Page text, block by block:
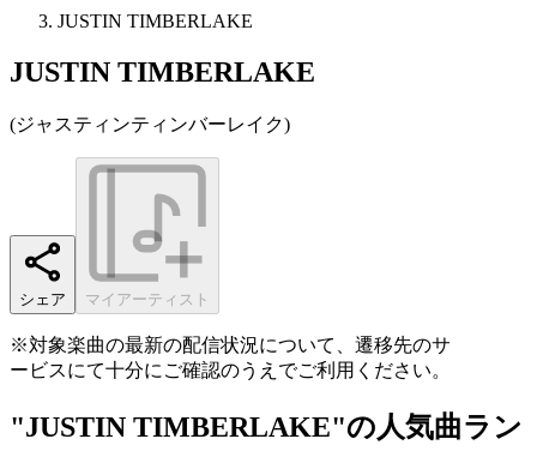
JUSTIN TIMBERLAKE
JUSTIN TIMBERLAKE
(ジャスティンティンバーレイク)
シェア マイアーティスト
※対象楽曲の最新の配信状況について、遷移先のサ
ービスにて十分にご確認のうえでご利用ください。
"JUSTIN TIMBERLAKE"の人気曲ラン